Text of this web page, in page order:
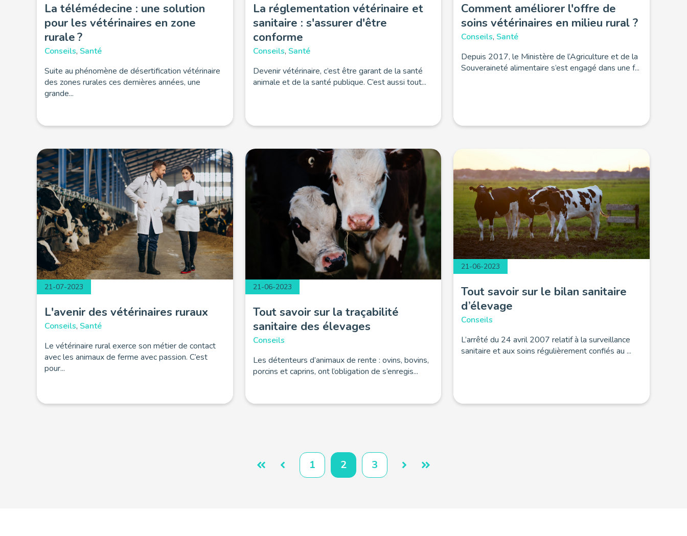
Conseils, Santé
La télémédecine : une solution
pour les vétérinaires en zone
rurale ?
Suite au phénomène de désertification vétérinaire
des zones rurales ces dernières années, une
grande...
Conseils, Santé
La réglementation vétérinaire et
sanitaire : s'assurer d'être
conforme
Devenir vétérinaire, c’est être garant de la santé
animale et de la santé publique. C’est aussi tout...
Conseils, Santé
Comment améliorer l'offre de
soins vétérinaires en milieu rural ?
Depuis 2017, le Ministère de l’Agriculture et de la
Souveraineté alimentaire s’est engagé dans une f...
Conseils, Santé
L'avenir des vétérinaires ruraux
21-07-2023
Le vétérinaire rural exerce son métier de contact
avec les animaux de ferme avec passion. C’est
pour...
Conseils
Tout savoir sur la traçabilité
sanitaire des élevages
21-06-2023
Les détenteurs d’animaux de rente : ovins, bovins,
porcins et caprins, ont l’obligation de s’enregis...
Conseils
Tout savoir sur le bilan sanitaire
d’élevage
21-06-2023
L’arrêté du 24 avril 2007 relatif à la surveillance
sanitaire et aux soins régulièrement confiés au ...
1 2 3